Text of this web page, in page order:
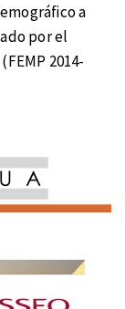
a
por el
2014-